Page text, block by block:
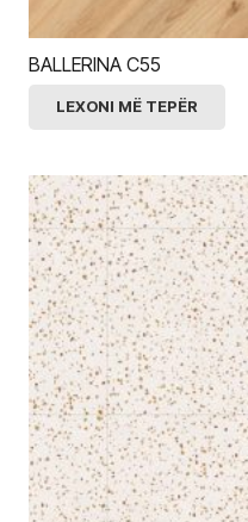
BALLERINA C55
LEXONI MË TEPËR